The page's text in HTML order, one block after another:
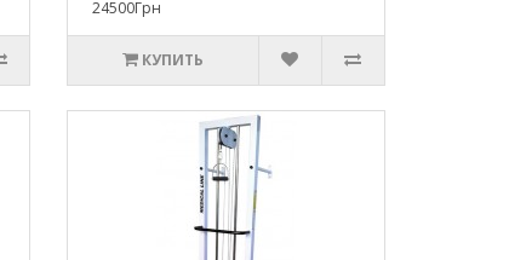
24500Грн
КУПИТЬ